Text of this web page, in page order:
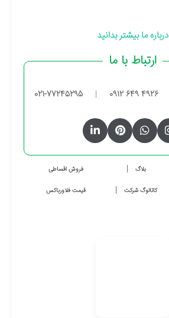
درباره ما بیشتر بدانید
ارتباط با ما
0912 649 4926
|
021-77245295
بلاگ فروش اقساطی
کاتالوگ شرکت قیمت فلاورباکس